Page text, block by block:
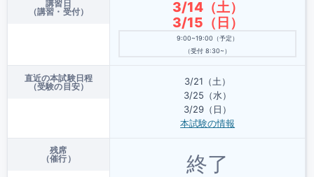
講習日
（講習・受付）
3/14（土）
3/15（日）
9:00~19:00（予定）
（受付 8:30~）
直近の本試験日程
（受験の目安）
3/21（土）
3/25（水）
3/29（日）
本試験の情報
残席
（催行）
終了